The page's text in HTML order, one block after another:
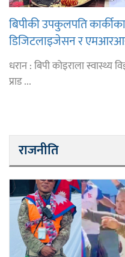
बिपीकी उपकुलपति
डिजिटलाइजेसन र
धरान : बिपी कोइराला स्वास्थ्य
प्राड ...
राजनीति